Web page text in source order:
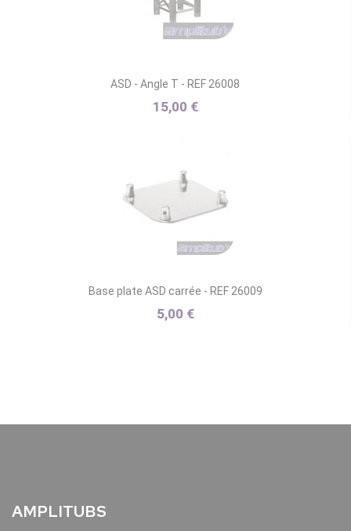
ASD - Angle T - REF 26008
15,00 €
Base plate ASD carrée - REF 26009
5,00 €
AMPLITUBS